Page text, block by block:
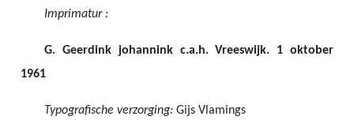
Imprimatur :
G. Geerdink johannink c.a.h. Vreeswijk. 1 oktober
1961
Typografische verzorging: Gijs Vlamings